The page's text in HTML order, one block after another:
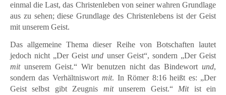
einmal die Last, das Christenleben von seiner wahren Grundlage
aus zu sehen; diese Grundlage des Christenlebens ist der Geist
mit unserem Geist.
Das allgemeine Thema dieser Reihe von Botschaften lautet
jedoch nicht „Der Geistund unser Geist“, sondern „Der Geist
mitunserem Geist.“ Wir benutzen nicht das Bindewort und,
sondern das Verhältniswortmit. In Römer 8:16 heißt es: „Der
Geist selbst gibt Zeugnis mitunserem Geist.“ Mitist ein